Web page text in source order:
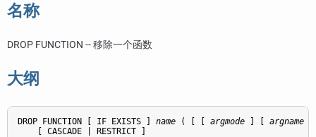
名称
DROP FUNCTION -- 移除一个函数
大纲
DROP FUNCTION [ IF EXISTS ] name ( [ [ argmode ] [ argname
    [ CASCADE | RESTRICT ]